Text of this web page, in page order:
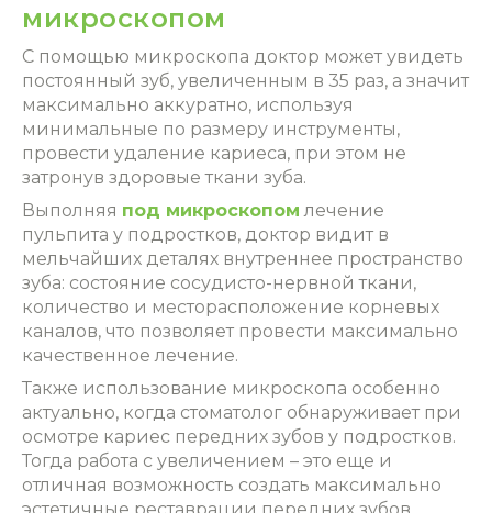
микроскопом
С помощью микроскопа доктор может увидеть
постоянный зуб, увеличенным в 35 раз, а значит
максимально аккуратно, используя
минимальные по размеру инструменты,
провести удаление кариеса, при этом не
затронув здоровые ткани зуба.
Выполняя под микроскопом лечение
пульпита у подростков, доктор видит в
мельчайших деталях внутреннее пространство
зуба: состояние сосудисто-нервной ткани,
количество и месторасположение корневых
каналов, что позволяет провести максимально
качественное лечение.
Также использование микроскопа особенно
актуально, когда стоматолог обнаруживает при
осмотре кариес передних зубов у подростков.
Тогда работа с увеличением – это еще и
отличная возможность создать максимально